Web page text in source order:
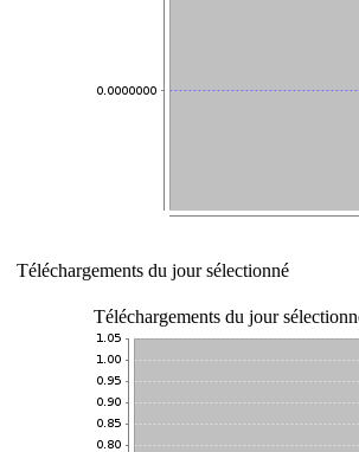
Téléchargements du jour sélectionné
Téléchargements du jour